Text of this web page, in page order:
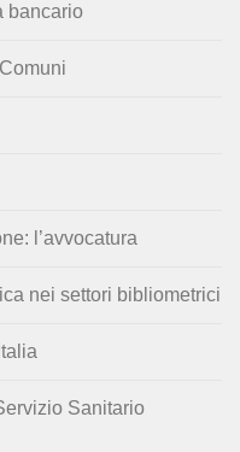
bancario
l’avvocatura
nei settori bibliometrici
Sanitario